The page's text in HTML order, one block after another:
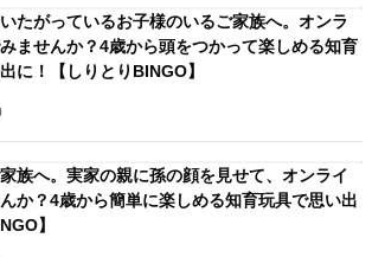
たがっているお子様のいるご家族へ。オンラ
ませんか？4歳から頭をつかって楽しめる知育
に！【しりとりBINGO】
族へ。実家の親に孫の顔を見せて、オンライ
か？4歳から簡単に楽しめる知育玩具で思い出
】